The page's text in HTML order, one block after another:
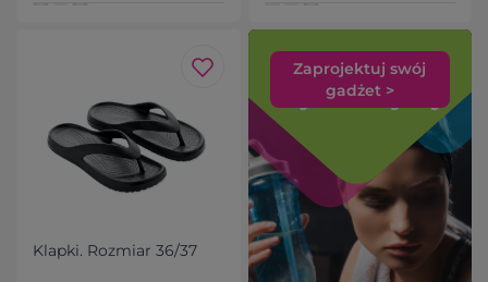
Klapki. Rozmiar 36/37
Zaprojektuj swój
gadżet >